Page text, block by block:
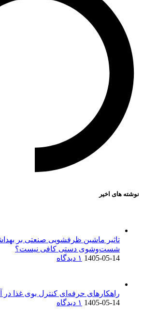
نوشته های اخیر
تاثیر ماشین ظرفشویی صنعتی بر
شست‌وشوی دستی کافی نیست؟
1405-05-14 ۱ دیدگاه
راهکارهای حرفه‌ای کنترل بوی غذا در
1405-05-14 ۱ دیدگاه